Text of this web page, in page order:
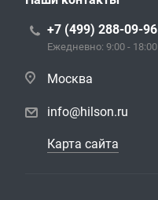
+7 (499) 288-09-96
Ежедневно: 9:00 - 18:00
Москва
info@hilson.ru
Карта сайта